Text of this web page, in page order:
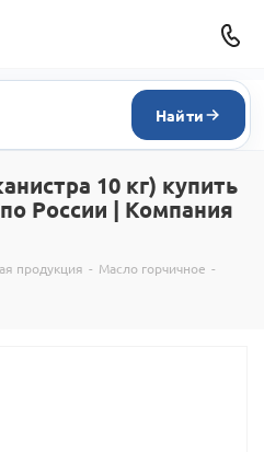
Найти
10 кг) купить
России | Компания
продукция - Масло горчичное -